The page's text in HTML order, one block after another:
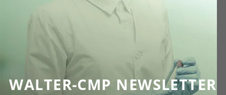
WALTER-CMP NEWSLETTER